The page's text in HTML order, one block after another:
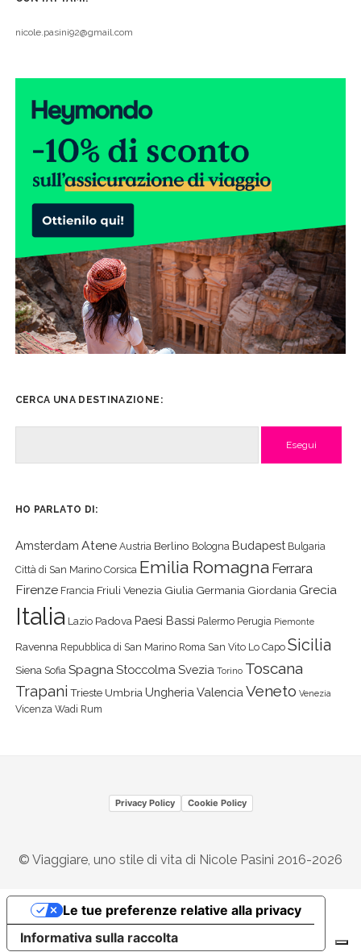
nicole.pasini92@gmail.com
CERCA UNA DESTINAZIONE:
HO PARLATO DI:
Amsterdam Atene Austria Berlino Bologna Budapest Bulgaria
Città di San Marino Corsica Emilia Romagna Ferrara
Firenze Francia Friuli Venezia Giulia Germania Giordania Grecia
Italia Lazio Padova Paesi Bassi Palermo Perugia Piemonte
Ravenna Repubblica di San Marino Roma San Vito Lo Capo Sicilia
Siena Sofia SpagnaStoccolma Svezia Torino Toscana
Trapani Trieste Umbria Ungheria Valencia Veneto Venezia
Vicenza Wadi Rum
Privacy Policy Cookie Policy
© Viaggiare, uno stile di vita di Nicole Pasini 2016-2026
Informativa sulla raccolta
Le tue preferenze relative alla privacy